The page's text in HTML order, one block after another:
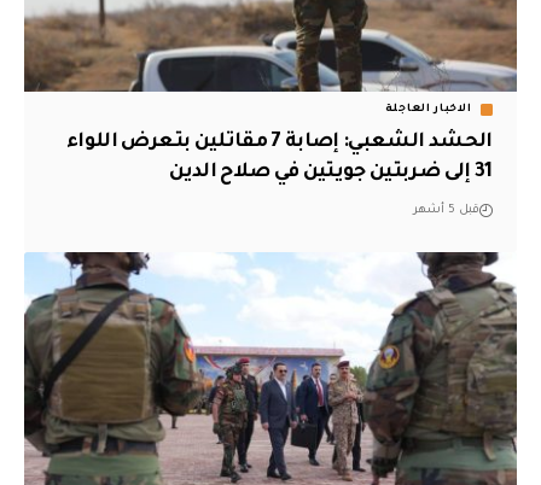
الاخبار العاجلة
الحشد الشعبي: إصابة 7 مقاتلين بتعرض اللواء
31 إلى ضربتين جويتين في صلاح الدين
قبل 5 أشهر